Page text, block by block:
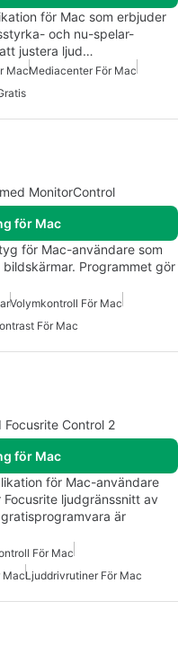
för Mac som erbjuder
och nu-spelar-
justera ljud…
MacMediacenter För Mac
MonitorControl
för Mac
för Mac-användare som
Programmet gör
Volymkontroll För Mac
För Mac
Control 2
för Mac
för Mac-användare
ljudgränssnitt av
är
För Mac
MacLjuddrivrutiner För Mac